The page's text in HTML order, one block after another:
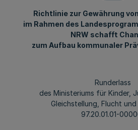
Richtlinie zur Gewährung
im Rahmen des
NRW schafft
zum Aufbau kommunaler
Runderlass
des Ministeriums für Kinder,
Gleichstellung, Flucht
97.20.01.01-